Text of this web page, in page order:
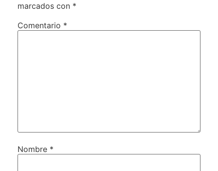
marcados con *
Comentario *
Nombre *